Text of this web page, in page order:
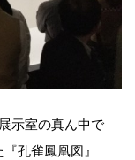
示室の真ん中で
孔雀鳳凰図』